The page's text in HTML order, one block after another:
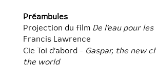
Préambules
Projection du film De l’eau pour
Francis Lawrence
Cie Toi d’abord - Gaspar, the new
the world